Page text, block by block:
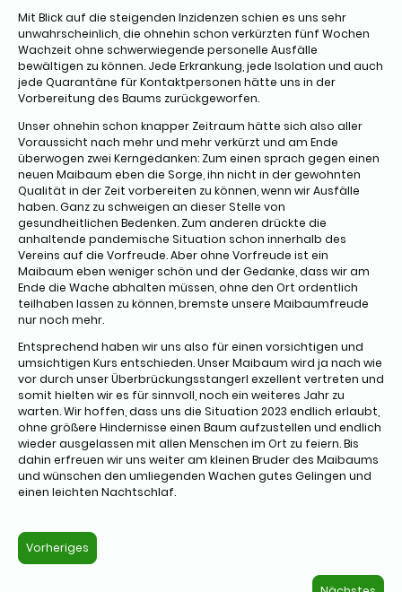
Mit Blick auf die steigenden Inzidenzen schien es uns sehr
unwahrscheinlich, die ohnehin schon verkürzten fünf Wochen
Wachzeit ohne schwerwiegende personelle Ausfälle
bewältigen zu können. Jede Erkrankung, jede Isolation und auch
jede Quarantäne für Kontaktpersonen hätte uns in der
Vorbereitung des Baums zurückgeworfen.
Unser ohnehin schon knapper Zeitraum hätte sich also aller
Voraussicht nach mehr und mehr verkürzt und am Ende
überwogen zwei Kerngedanken: Zum einen sprach gegen einen
neuen Maibaum eben die Sorge, ihn nicht in der gewohnten
Qualität in der Zeit vorbereiten zu können, wenn wir Ausfälle
haben. Ganz zu schweigen an dieser Stelle von
gesundheitlichen Bedenken. Zum anderen drückte die
anhaltende pandemische Situation schon innerhalb des
Vereins auf die Vorfreude. Aber ohne Vorfreude ist ein
Maibaum eben weniger schön und der Gedanke, dass wir am
Ende die Wache abhalten müssen, ohne den Ort ordentlich
teilhaben lassen zu können, bremste unsere Maibaumfreude
nur noch mehr.
Entsprechend haben wir uns also für einen vorsichtigen und
umsichtigen Kurs entschieden. Unser Maibaum wird ja nach wie
vor durch unser Überbrückungsstangerl exzellent vertreten und
somit hielten wir es für sinnvoll, noch ein weiteres Jahr zu
warten. Wir hoffen, dass uns die Situation 2023 endlich erlaubt,
ohne größere Hindernisse einen Baum aufzustellen und endlich
wieder ausgelassen mit allen Menschen im Ort zu feiern. Bis
dahin erfreuen wir uns weiter am kleinen Bruder des Maibaums
und wünschen den umliegenden Wachen gutes Gelingen und
einen leichten Nachtschlaf.
Vorheriges